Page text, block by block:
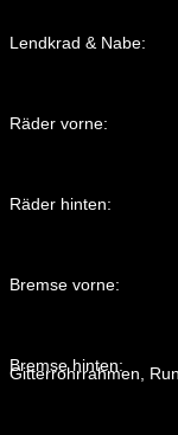
Lendkrad & Nabe:
Räder vorne:
Räder hinten:
Bremse vorne:
Bremse hinten:
Gitterrohrrahmen,